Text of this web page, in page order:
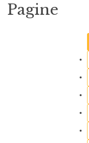
Pagine